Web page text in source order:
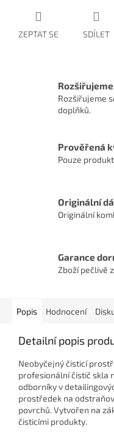
ZEPTAT SE SDÍLET
Rozšiřujeme
doplňků.
Prověřená
Pouze
Originální
Originální
Garance
Zboží pečlivě
Popis Hodnocení
Detailní popis
Neobyčejný čisticí
profesionální čistič skla
odborníky v
prostředek na
povrchů. Vytvořen na
čisticími produkty.